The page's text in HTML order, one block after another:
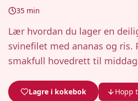
35 min
Lær hvordan du lager en
svinefilet med ananas og ris.
smakfull hovedrett til
Lagre i kokebok Hopp